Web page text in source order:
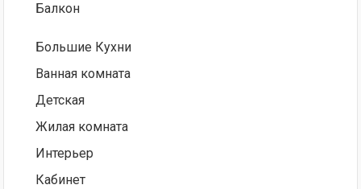
Балкон
Большие Кухни
Ванная комната
Детская
Жилая комната
Интерьер
Кабинет